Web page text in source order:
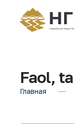
Faol,
Главная